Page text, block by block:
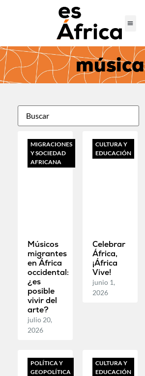
música
MIGRACIONES
Y SOCIEDAD
AFRICANA
Músicos
migrantes
en África
occidental:
¿es
posible
vivir del
arte?
julio 20,
2026
CULTURA Y
EDUCACIÓN
Celebrar
África,
¡África
Vive!
junio 1,
2026
POLÍTICA Y
GEOPOLÍTICA
CULTURA Y
EDUCACIÓN